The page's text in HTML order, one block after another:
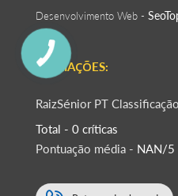
Desenvolvimento Web -
AVALIAÇÕES:
RaizSénior PT
Total - 0 críticas
Pontuação média - NAN/5